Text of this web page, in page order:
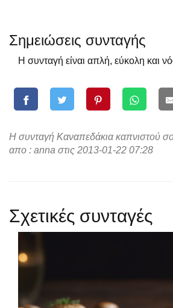
Σημειώσεις συνταγής
Η συνταγή είναι απλή, εύκολη και
Η συνταγή Καναπεδάκια καπνιστού
απο : anna στις 2013-01-22 07:28
Σχετικές συνταγές